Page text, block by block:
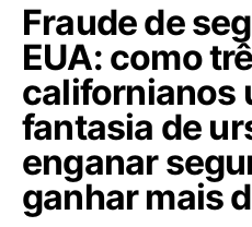
Fraude de
EUA: como
californianos
fantasia de
enganar
ganhar mais